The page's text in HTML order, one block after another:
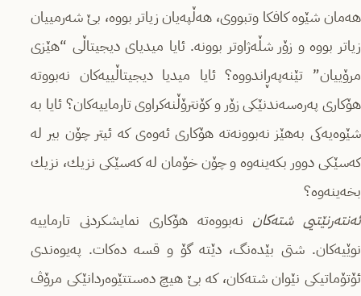
هەمان شێوه‌ كافكا وتبووی، هه‌ڵپه‌یان زیاتر بووه‌، بێ شه‌رمییان
زیاتر بووه‌ و زۆر شڵه‌ژاوتر بوونه‌. ئایا میدیای دیجیتاڵی “هێزی
مرۆییان” تێنه‌په‌ڕاندووه‌؟ ئایا میدیا دیجیتاڵییه‌كان‌ نه‌بووته‌
هۆكاری په‌ره‌سه‌ندنێكی زۆر و كۆنترۆڵنه‌كراوی تارماییه‌كان؟ ئایا به‌
شێوه‌یه‌كی به‌هێز نه‌بوونه‌ته‌ هۆكاری ئه‌وه‌ی كه ئیتر‌ چۆن بیر له‌
كه‌سێكی دوور بكه‌ینه‌وه‌ و چۆن خۆمان له‌ كه‌سێكی نزیك، نزیك
بخه‌ینه‌وه‌؟
ئه‌نته‌رنێتیی شته‌كان نه‌بووه‌ته‌ هۆكاری نمایشكردنی تارماییه‌
نوێیه‌كان. شتی بێده‌نگ، دێته‌ گۆ و قسه‌ ده‌كات. په‌یوه‌ندی
ئۆتۆماتیكی نێوان شته‌كان، كه‌ بێ هیچ ده‌ستتێوه‌ردانێكی مرۆڤ